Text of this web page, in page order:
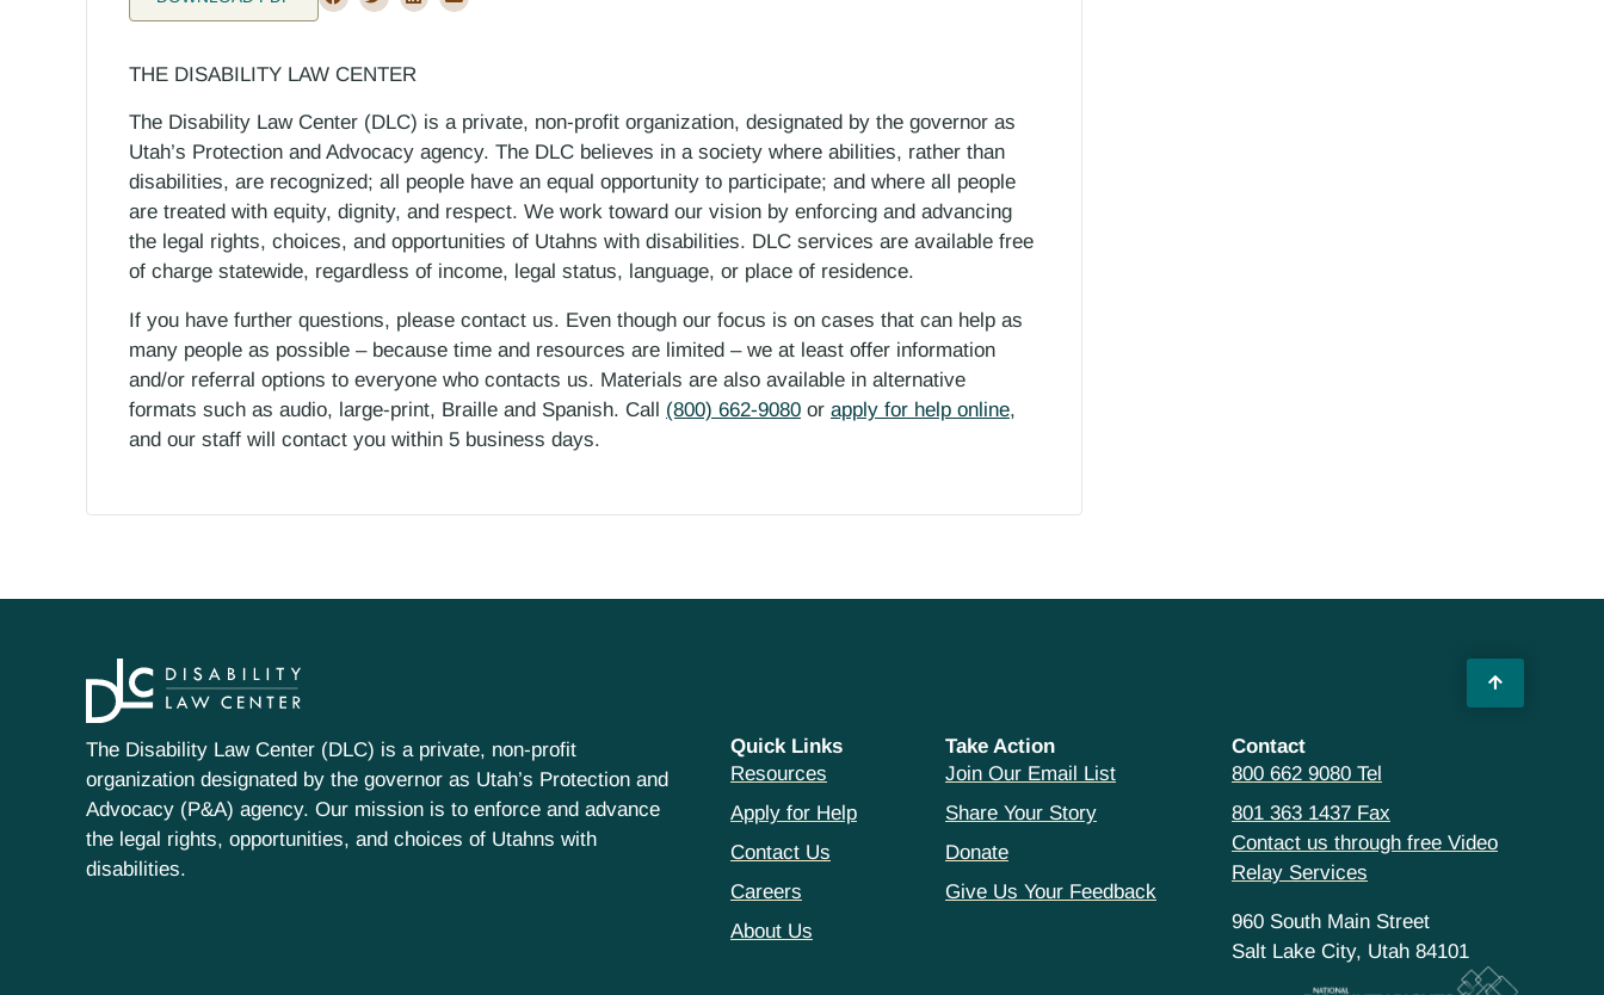
THE DISABILITY LAW CENTER
The Disability Law Center (DLC) is a private, non-profit organization, designated by the governor as
Utah’s Protection and Advocacy agency. The DLC believes in a society where abilities, rather than
disabilities, are recognized; all people have an equal opportunity to participate; and where all people
are treated with equity, dignity, and respect. We work toward our vision by enforcing and advancing
the legal rights, choices, and opportunities of Utahns with disabilities. DLC services are available free
of charge statewide, regardless of income, legal status, language, or place of residence.
If you have further questions, please contact us. Even though our focus is on cases that can help as
many people as possible – because time and resources are limited – we at least offer information
and/or referral options to everyone who contacts us. Materials are also available in alternative
formats such as audio, large-print, Braille and Spanish. Call (800) 662-9080 or apply for help online,
and our staff will contact you within 5 business days.
The Disability Law Center (DLC) is a private, non-profit
organization designated by the governor as Utah’s Protection and
Advocacy (P&A) agency. Our mission is to enforce and advance
the legal rights, opportunities, and choices of Utahns with
disabilities.
Quick Links
Resources
Apply for Help
Contact Us
Careers
About Us
Take Action
Join Our Email List
Share Your Story
Donate
Give Us Your Feedback
Contact
800 662 9080 Tel
801 363 1437 Fax
Contact us through free Video
Relay Services
960 South Main Street
Salt Lake City, Utah 84101